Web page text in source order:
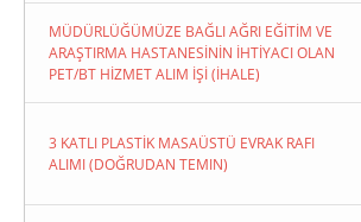
MÜDÜRLÜĞÜMÜZE BAĞLI AĞRI EĞİTİM VE
ARAŞTIRMA HASTANESİNİN İHTİYACI OLAN
PET/BT HİZMET ALIM İŞİ (İHALE)
3 KATLI PLASTİK MASAÜSTÜ EVRAK RAFI
ALIMI (DOĞRUDAN TEMIN)